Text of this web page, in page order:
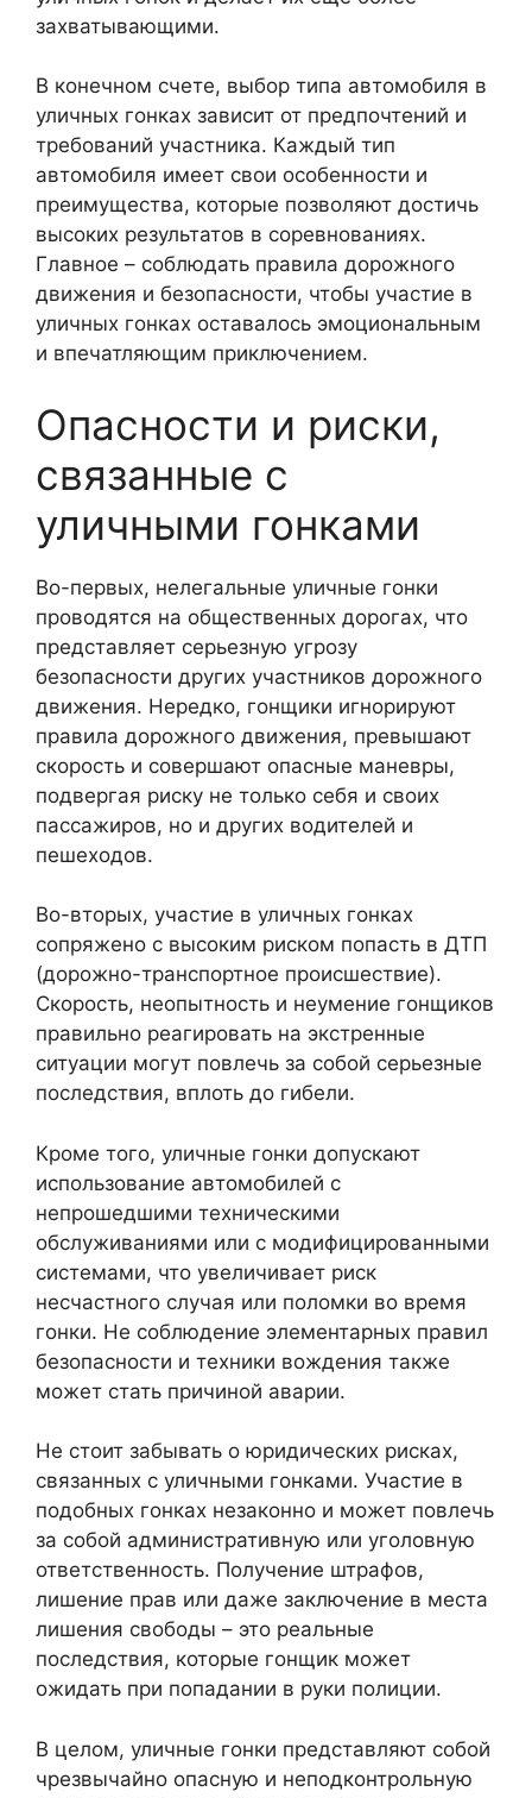
захватывающими.
В конечном счете, выбор типа автомобиля в
уличных гонках зависит от предпочтений и
требований участника. Каждый тип
автомобиля имеет свои особенности и
преимущества, которые позволяют достичь
высоких результатов в соревнованиях.
Главное – соблюдать правила дорожного
движения и безопасности, чтобы участие в
уличных гонках оставалось эмоциональным
и впечатляющим приключением.
Опасности и риски,
связанные с
уличными гонками
Во-первых, нелегальные уличные гонки
проводятся на общественных дорогах, что
представляет серьезную угрозу
безопасности других участников дорожного
движения. Нередко, гонщики игнорируют
правила дорожного движения, превышают
скорость и совершают опасные маневры,
подвергая риску не только себя и своих
пассажиров, но и других водителей и
пешеходов.
Во-вторых, участие в уличных гонках
сопряжено с высоким риском попасть в ДТП
(дорожно-транспортное происшествие).
Скорость, неопытность и неумение гонщиков
правильно реагировать на экстренные
ситуации могут повлечь за собой серьезные
последствия, вплоть до гибели.
Кроме того, уличные гонки допускают
использование автомобилей с
непрошедшими техническими
обслуживаниями или с модифицированными
системами, что увеличивает риск
несчастного случая или поломки во время
гонки. Не соблюдение элементарных правил
безопасности и техники вождения также
может стать причиной аварии.
Не стоит забывать о юридических рисках,
связанных с уличными гонками. Участие в
подобных гонках незаконно и может повлечь
за собой административную или уголовную
ответственность. Получение штрафов,
лишение прав или даже заключение в места
лишения свободы – это реальные
последствия, которые гонщик может
ожидать при попадании в руки полиции.
В целом, уличные гонки представляют собой
чрезвычайно опасную и неподконтрольную